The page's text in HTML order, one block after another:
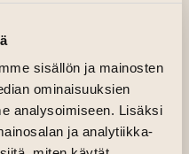
sisällön ja mainosten
ominaisuuksien
analysoimiseen. Lisäksi
ja analytiikka-